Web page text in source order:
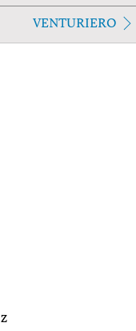
VENTURIERO